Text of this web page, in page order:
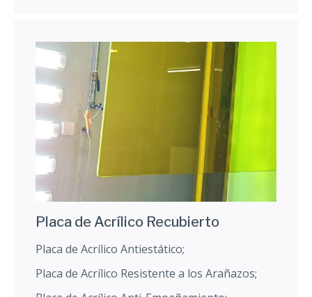
Placa de Acrílico Recubierto
Placa de Acrílico Antiestático;
Placa de Acrílico Resistente a los Arañazos;